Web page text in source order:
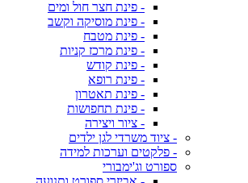
- פינת חצר חול ומים
- פינת מוסיקה וקשב
- פינת מטבח
- פינת מרכז קניות
- פינת קודש
- פינת רופא
- פינת תאטרון
- פינת תחפושות
- ציור ויצירה
- ציוד משרדי לגן ילדים
- פלקטים וערכות למידה
ספורט וג'ימבורי